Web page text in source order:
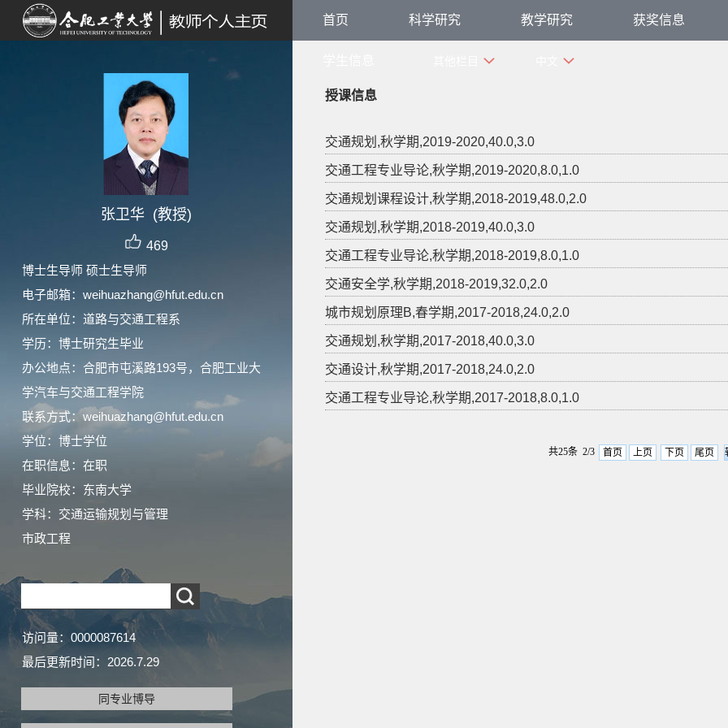
张卫华 (教授)
469
博士生导师 硕士生导师
电子邮箱： weihuazhang@hfut.edu.cn
所在单位：道路与交通工程系
学历：博士研究生毕业
办公地点：合肥市屯溪路193号，合肥工业大
学汽车与交通工程学院
联系方式：weihuazhang@hfut.edu.cn
学位：博士学位
在职信息：在职
毕业院校：东南大学
学科：交通运输规划与管理
市政工程
访问量： 0000087614
最后更新时间： 2026.7.29
同专业博导
首页 科学研究 教学研究 获奖信息
授课信息
交通规划,秋学期,2019-2020,40.0,3.0
交通工程专业导论,秋学期,2019-2020,8.0,1.0
交通规划课程设计,秋学期,2018-2019,48.0,2.0
交通规划,秋学期,2018-2019,40.0,3.0
交通工程专业导论,秋学期,2018-2019,8.0,1.0
交通安全学,秋学期,2018-2019,32.0,2.0
城市规划原理B,春学期,2017-2018,24.0,2.0
交通规划,秋学期,2017-2018,40.0,3.0
交通设计,秋学期,2017-2018,24.0,2.0
交通工程专业导论,秋学期,2017-2018,8.0,1.0
共25条 2/3 首页 上页 下页 尾页